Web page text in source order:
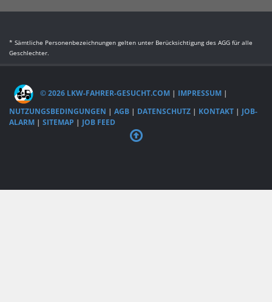
* Sämtliche Personenbezeichnungen gelten unter Berücksichtigung des AGG für alle
Geschlechter.
© 2026 LKW-FAHRER-GESUCHT.COM | IMPRESSUM |
NUTZUNGSBEDINGUNGEN | AGB | DATENSCHUTZ | KONTAKT | JOB-
ALARM | SITEMAP | JOB FEED